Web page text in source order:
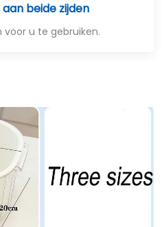
beide zijden
voor u te gebruiken.